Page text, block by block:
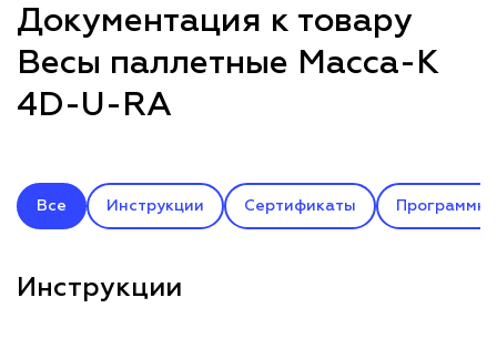
Документация к товару
Весы паллетные Масса-К
4D-U-RA
Все Инструкции Сертификаты
Инструкции